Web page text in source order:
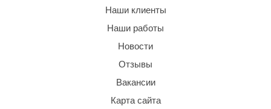
Наши клиенты
Наши работы
Новости
Отзывы
Вакансии
Карта сайта